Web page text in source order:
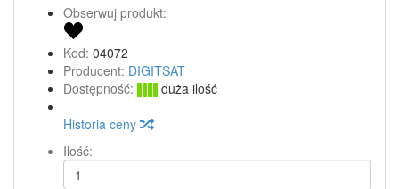
Obserwuj produkt:
Kod: 04072
Producent: DIGITSAT
Dostępność:
duża ilość
Historia ceny
Ilość: